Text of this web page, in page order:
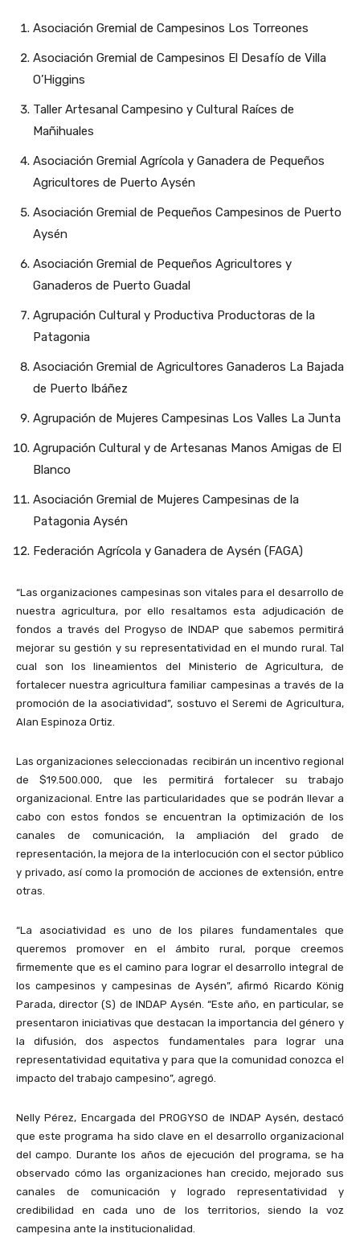
Asociación Gremial de Campesinos Los Torreones
Asociación Gremial de Campesinos El Desafío de Villa
O’Higgins
Taller Artesanal Campesino y Cultural Raíces de
Mañihuales
Asociación Gremial Agrícola y Ganadera de Pequeños
Agricultores de Puerto Aysén
Asociación Gremial de Pequeños Campesinos de Puerto
Aysén
Asociación Gremial de Pequeños Agricultores y
Ganaderos de Puerto Guadal
Agrupación Cultural y Productiva Productoras de la
Patagonia
Asociación Gremial de Agricultores Ganaderos La Bajada
de Puerto Ibáñez
Agrupación de Mujeres Campesinas Los Valles La Junta
Agrupación Cultural y de Artesanas Manos Amigas de El
Blanco
Asociación Gremial de Mujeres Campesinas de la
Patagonia Aysén
Federación Agrícola y Ganadera de Aysén (FAGA)
“Las organizaciones campesinas son vitales para el desarrollo de
nuestra agricultura, por ello resaltamos esta adjudicación de
fondos a través del Progyso de INDAP que sabemos permitirá
mejorar su gestión y su representatividad en el mundo rural. Tal
cual son los lineamientos del Ministerio de Agricultura, de
fortalecer nuestra agricultura familiar campesinas a través de la
promoción de la asociatividad”, sostuvo el Seremi de Agricultura,
Alan Espinoza Ortiz.
Las organizaciones seleccionadas recibirán un incentivo regional
de $19.500.000, que les permitirá fortalecer su trabajo
organizacional. Entre las particularidades que se podrán llevar a
cabo con estos fondos se encuentran la optimización de los
canales de comunicación, la ampliación del grado de
representación, la mejora de la interlocución con el sector público
y privado, así como la promoción de acciones de extensión, entre
otras.
“La asociatividad es uno de los pilares fundamentales que
queremos promover en el ámbito rural, porque creemos
firmemente que es el camino para lograr el desarrollo integral de
los campesinos y campesinas de Aysén”, afirmó Ricardo König
Parada, director (S) de INDAP Aysén. “Este año, en particular, se
presentaron iniciativas que destacan la importancia del género y
la difusión, dos aspectos fundamentales para lograr una
representatividad equitativa y para que la comunidad conozca el
impacto del trabajo campesino”, agregó.
Nelly Pérez, Encargada del PROGYSO de INDAP Aysén, destacó
que este programa ha sido clave en el desarrollo organizacional
del campo. Durante los años de ejecución del programa, se ha
observado cómo las organizaciones han crecido, mejorado sus
canales de comunicación y logrado representatividad y
credibilidad en cada uno de los territorios, siendo la voz
campesina ante la institucionalidad.